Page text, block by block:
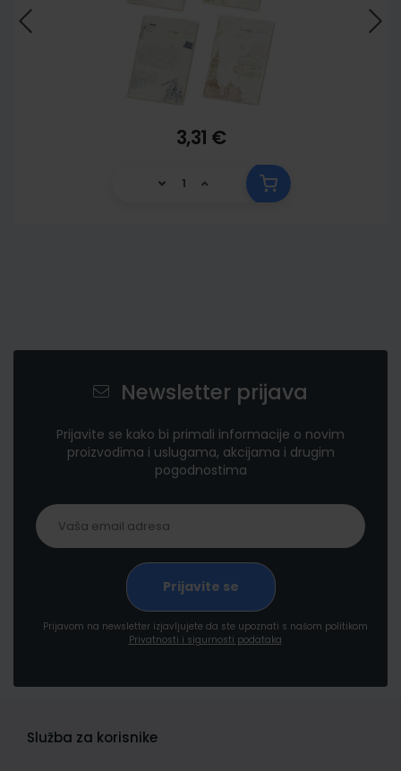
3,31 €
Newsletter prijava
Prijavite se kako bi primali informacije o novim
proizvodima i uslugama, akcijama i drugim
pogodnostima
Prijavom na newsletter izjavljujete da ste upoznati s našom politikom
Privatnosti i sigurnosti podataka
Služba za korisnike